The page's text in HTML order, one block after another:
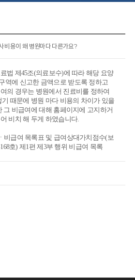
비용이 왜 병원마다 다른가요?
법 제45조(의료보수)에 따라 해당 요양
역에 신고한 금액으로 받도록 정하고
의 경우는 병원에서 진료비를 정하여
때문에 병원 마다 비용의 차이가 있을
그 비급여에 대해 홈페이지에 고지하거
비치 해 두게 하였습니다.
비급여 목록표 및 급여상대가치점수(보
호) 제1편 제3부 행위 비급여 목록